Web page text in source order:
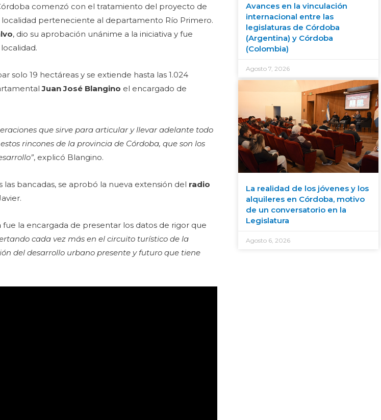
comenzó con el tratamiento del proyecto de
localidad perteneciente al departamento Río Primero.
, dio su aprobación unánime a la iniciativa y fue
solo 19 hectáreas y se extiende hasta las 1.024
Juan José Blangino el encargado de
que sirve para articular y llevar adelante todo
rincones de la provincia de Córdoba, que son los
, explicó Blangino.
bancadas, se aprobó la nueva extensión del radio
fue la encargada de presentar los datos de rigor que
cada vez más en el circuito turístico de la
del desarrollo urbano presente y futuro que tiene
Avances en la vinculación
internacional entre las
legislaturas de Córdoba
(Argentina) y Córdoba
(Colombia)
Agosto 7, 2026
La realidad de los jóvenes y los
alquileres en Córdoba, motivo
de un conversatorio en la
Legislatura
Agosto 6, 2026